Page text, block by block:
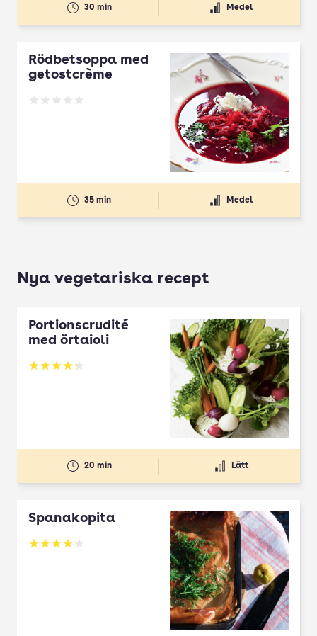
30 min Medel
Rödbetsoppa med
getostcrème
Betyg: 0 av 5
35 min Medel
Nya vegetariska recept
Portionscrudité
med örtaioli
Betyg: 4.27 av 5
20 min Lätt
Spanakopita
Betyg: 4.1 av 5